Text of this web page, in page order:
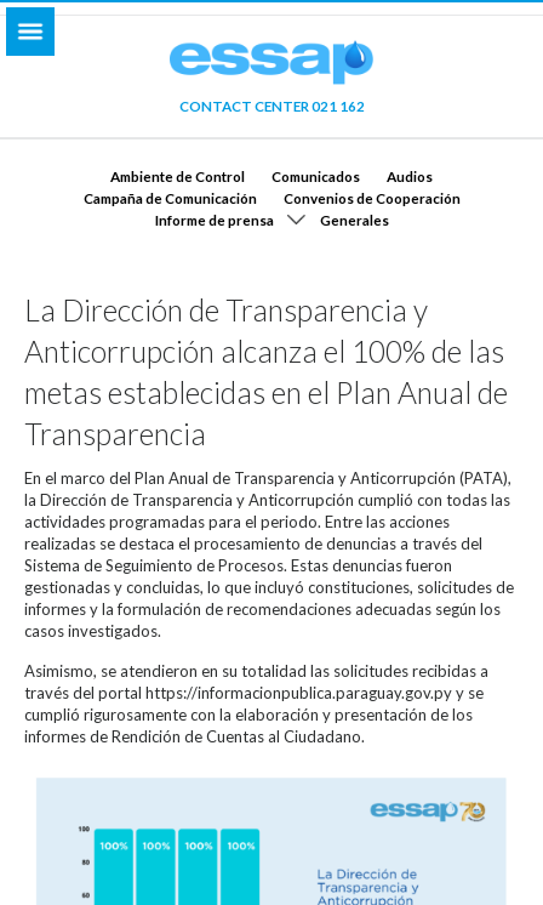
CONTACT CENTER 021 162
Ambiente de Control Comunicados
Audios
Campaña de Comunicación
Convenios de Cooperación
Informe de prensa
Generales
La Dirección de Transparencia y
Anticorrupción alcanza el 100% de las
metas establecidas en el Plan Anual de
Transparencia
En el marco del Plan Anual de Transparencia y Anticorrupción (PATA),
la Dirección de Transparencia y Anticorrupción cumplió con todas las
actividades programadas para el periodo. Entre las acciones
realizadas se destaca el procesamiento de denuncias a través del
Sistema de Seguimiento de Procesos. Estas denuncias fueron
gestionadas y concluidas, lo que incluyó constituciones, solicitudes de
informes y la formulación de recomendaciones adecuadas según los
casos investigados.
Asimismo, se atendieron en su totalidad las solicitudes recibidas a
través del portal https://informacionpublica.paraguay.gov.py y se
cumplió rigurosamente con la elaboración y presentación de los
informes de Rendición de Cuentas al Ciudadano.